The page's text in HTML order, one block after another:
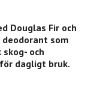
Douglas Fir och
deodorant som
och
dagligt bruk.